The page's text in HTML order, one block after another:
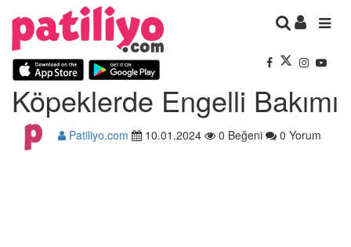
Köpeklerde Engelli Bakımı
Patiliyo.com 10.01.2024 0 Beğeni 0 Yorum